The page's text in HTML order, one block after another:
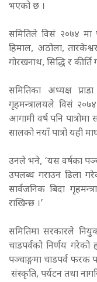
भएको छ ।
समितिले विसं २०७४ मा
हिमाल, अठोला,
गोरखनाथ, सिद्धि र
समितिका अध्यक्ष
गृहमन्त्रालयले विसं
आगामी वर्ष पनि
सालको नयाँ पात्रो यही
उनले भने, ‘यस वर्षका
उपलब्ध गराउन ढिला
सार्वजनिक बिदा
राखिन्छ ।’
समितिमा सरकारले
चाडपर्वको निर्णय
पञ्चाङ्गमा चाडपर्व फरक
संस्कृति, पर्यटन तथा